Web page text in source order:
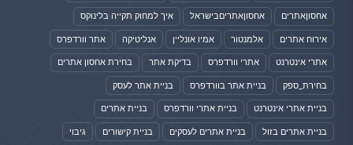
אחסוןאתרים אחסוןאתריםבישראל איך למחוק תקייה בלינוקס
אירוח אתרים אלמנטור אמיו אונליין אנליטיקה אתר וורדפרס
אתרי אינטרנט אתרי וורדפרס בדיקת אתר בחירת אחסון אתרים
בחירת_ספק בניית אתר בוורדפרס בניית אתר לעסק
בניית אתרי אינטרנט בניית אתרי וורדפרס בניית אתרים
בניית אתרים בזול בניית אתרים לעסקים בניית קישורים גיבוי